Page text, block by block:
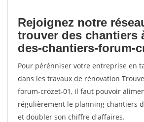
Rejoignez notre
trouver des chantiers
des-chantiers-forum-
Pour pérénniser votre entreprise en
dans les travaux de rénovation
forum-crozet-01, il faut pouvoir
régulièrement le planning chantiers
et doubler son chiffre d'affaires.